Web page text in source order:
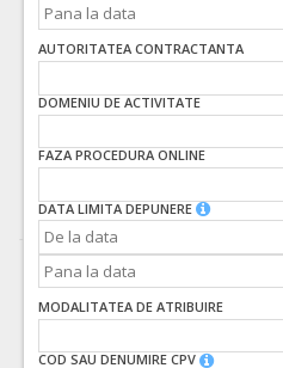
AUTORITATEA CONTRACTANTA
DOMENIU DE ACTIVITATE
FAZA PROCEDURA ONLINE
DATA LIMITA DEPUNERE
MODALITATEA DE ATRIBUIRE
COD SAU DENUMIRE CPV